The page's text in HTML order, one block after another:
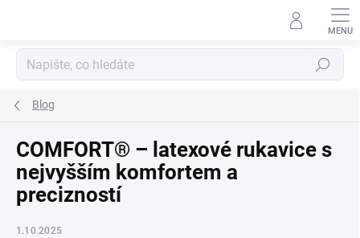
Hledat
Blog
COMFORT® – latexové rukavice s
nejvyšším komfortem a
precizností
1.10.2025